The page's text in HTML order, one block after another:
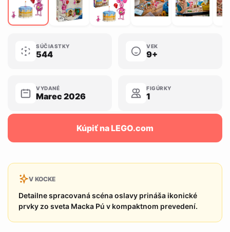
SÚČIASTKY
544
VEK
9+
VYDANÉ
Marec 2026
FIGÚRKY
1
Kúpiť na LEGO.com
V KOCKE
Detailne spracovaná scéna oslavy prináša ikonické
prvky zo sveta Macka Pú v kompaktnom prevedení.